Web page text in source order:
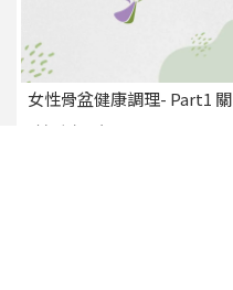
女性骨盆健康調理- Part1 關
於 痛經（Dysmenorrhea)